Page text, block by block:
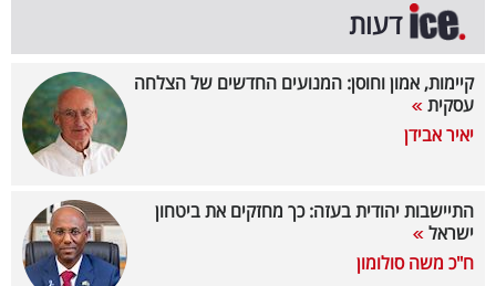
הכלכלי
פודקאסט
40
דעות
קיימות, אמון וחוסן: המנועים החדשים של הצלחה
עסקית
יאיר אבידן
התיישבות יהודית בעזה: כך מחזקים את ביטחון
ישראל
ח"כ משה סולומון